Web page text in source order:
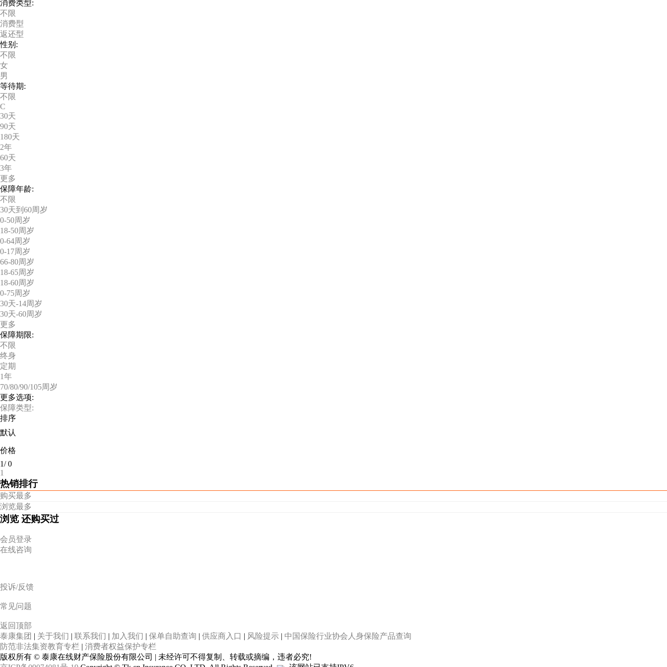
消费类型:
不限
消费型
返还型
性别:
不限
女
男
等待期:
不限
C
30天
90天
180天
2年
60天
3年
更多
保障年龄:
不限
30天到60周岁
0-50周岁
18-50周岁
0-64周岁
0-17周岁
66-80周岁
18-65周岁
18-60周岁
0-75周岁
30天-14周岁
30天-60周岁
更多
保障期限:
不限
终身
定期
1年
70/80/90/105周岁
更多选项:
保障类型:
排序
默认
价格
1/0
1
热销排行
购买最多
浏览最多
浏览 还购买过
会员登录
在线咨询
投诉/反馈
常见问题
返回顶部
泰康集团 | 关于我们 | 联系我们 | 加入我们 | 保单自助查询 | 供应商入口 | 风险提示 | 中国保险行业协会人身保险产品查询
防范非法集资教育专栏 | 消费者权益保护专栏
版权所有 © 泰康在线财产保险股份有限公司 | 未经许可不得复制、转载或摘编，违者必究!